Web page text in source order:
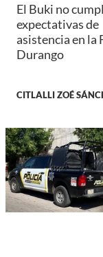
El Buki no
expectativas de
asistencia en la
Durango
CITLALLI ZOÉ